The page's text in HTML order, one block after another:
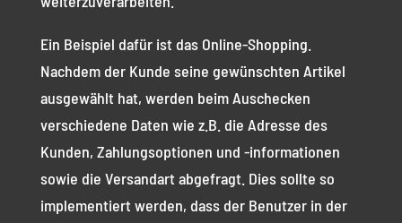
Ein Beispiel dafür ist das Online-Shopping.
Nachdem der Kunde seine gewünschten Artikel
ausgewählt hat, werden beim Auschecken
verschiedene Daten wie z.B. die Adresse des
Kunden, Zahlungsoptionen und -informationen
sowie die Versandart abgefragt. Dies sollte so
implementiert werden, dass der Benutzer in der